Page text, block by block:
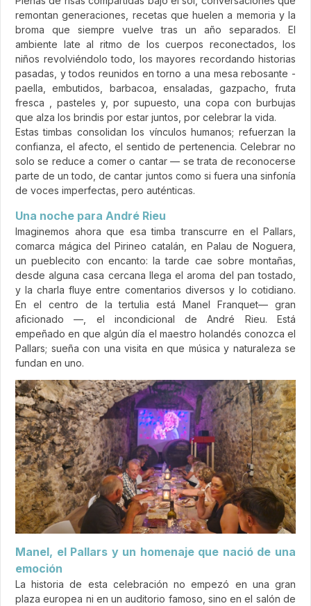
remontan generaciones, recetas que huelen a memoria y la
broma que siempre vuelve tras un año separados. El
ambiente late al ritmo de los cuerpos reconectados, los
niños revolviéndolo todo, los mayores recordando historias
pasadas, y todos reunidos en torno a una mesa rebosante -
paella, embutidos, barbacoa, ensaladas, gazpacho, fruta
fresca , pasteles y, por supuesto, una copa con burbujas
que alza los brindis por estar juntos, por celebrar la vida.
Estas timbas consolidan los vínculos humanos; refuerzan la
confianza, el afecto, el sentido de pertenencia. Celebrar no
solo se reduce a comer o cantar — se trata de reconocerse
parte de un todo, de cantar juntos como si fuera una sinfonía
de voces imperfectas, pero auténticas.
Una noche para André Rieu
Imaginemos ahora que esa timba transcurre en el Pallars,
comarca mágica del Pirineo catalán, en Palau de Noguera,
un pueblecito con encanto: la tarde cae sobre montañas,
desde alguna casa cercana llega el aroma del pan tostado,
y la charla fluye entre comentarios diversos y lo cotidiano.
En el centro de la tertulia está Manel Franquet— gran
aficionado —, el incondicional de André Rieu. Está
empeñado en que algún día el maestro holandés conozca el
Pallars; sueña con una visita en que música y naturaleza se
fundan en uno.
Manel, el Pallars y un homenaje que nació de una
emoción
La historia de esta celebración no empezó en una gran
plaza europea ni en un auditorio famoso, sino en el salón de